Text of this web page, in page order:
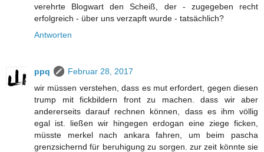
verehrte Blogwart den Scheiß, der - zugegeben recht
erfolgreich - über uns verzapft wurde - tatsächlich?
Antworten
ppq
Februar 28, 2017
wir müssen verstehen, dass es mut erfordert, gegen diesen
trump mit fickbildern front zu machen. dass wir aber
andererseits darauf rechnen können, dass es ihm völlig
egal ist. ließen wir hingegen erdogan eine ziege ficken,
müsste merkel nach ankara fahren, um beim pascha
grenzsichernd für beruhigung zu sorgen. zur zeit könnte sie